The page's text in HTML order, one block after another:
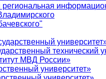
технический
МВД России»
университет»